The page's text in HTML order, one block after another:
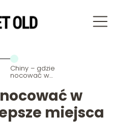
Chiny – gdzie
nocować w
miejsca i ceny
w
miejsca